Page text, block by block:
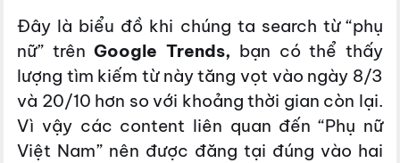
Đây là biểu đồ khi chúng ta search từ “phụ
nữ” trênGoogle Trends, bạn có thể thấy
lượng tìm kiếm từ này tăng vọt vào ngày 8/3
và 20/10 hơn so với khoảng thời gian còn lại.
Vì vậy các content liên quan đến “Phụ nữ
Việt Nam” nên được đăng tại đúng vào hai